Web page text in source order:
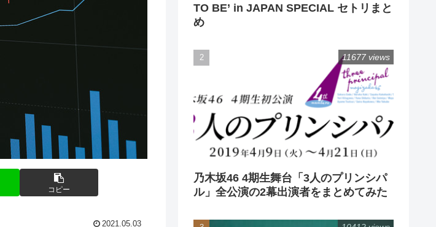
コピー
2021.05.03
TO BE’ in JAPAN SPECIAL セトリまと
め
乃木坂46 4期生舞台「3人のプリンシパ
ル」全公演の2幕出演者をまとめてみた
11677 views